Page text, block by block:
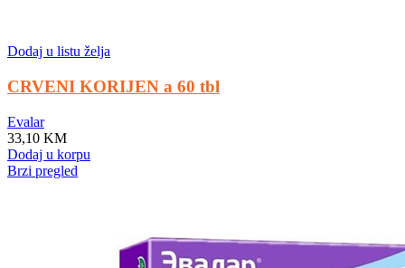
Dodaj u listu želja
CRVENI KORIJEN a 60 tbl
Evalar
33,10 KM
Dodaj u korpu
Brzi pregled